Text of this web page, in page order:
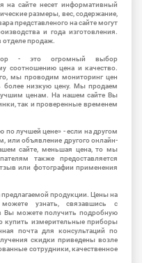
на сайте несет информативный
размеры, вес, содержание,
представленого на сайте могут
и года изготовления.
продаж.
- это огромный выбор
соотношению цена и качество.
мы проводим мониторинг цен
более низкую цену. Мы продаем
ценам. На нашем сайте Вы
так и проверенные временем
по лучшей цене» - если на другом
или объявление другого онлайн-
сайте, меньшая цена, то мы
также предоставляется
или фотографии применения
предлагаемой продукции. Цены на
узнать, связавшись с
Вы можете получить подробную
измерительные приборы
почта для консультаций по
скидки приведены возле
сотрудники, качественное